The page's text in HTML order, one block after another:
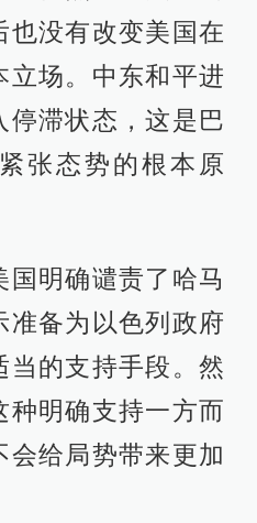
也没有改变美国在
立场。中东和平进
停滞状态，这是巴
张态势的根本原
明确谴责了哈马
准备为以色列政府
当的支持手段。然
种明确支持一方而
给局势带来更加